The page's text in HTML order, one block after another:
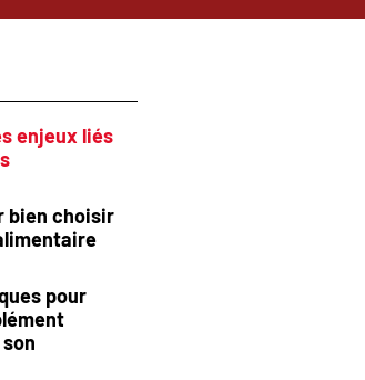
enjeux liés
bien choisir
pour